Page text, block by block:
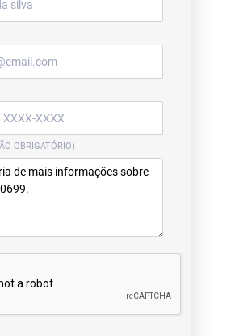
OBRIGATÓRIO)